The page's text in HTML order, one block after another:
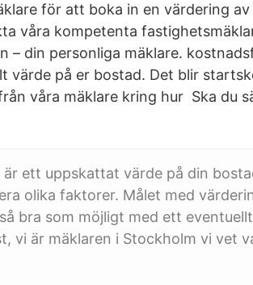
för att boka in en värdering
våra kompetenta
– din personliga mäklare.
värde på er bostad. Det blir
våra mäklare kring hur Ska du
är ett uppskattat värde på din
olika faktorer. Målet med
bra som möjligt med ett
vi är mäklaren i Stockholm vi vet